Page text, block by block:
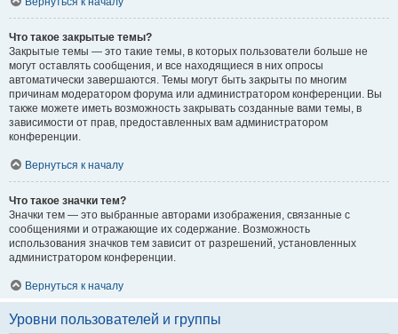
Что такое закрытые темы?
Закрытые темы — это такие темы, в которых пользователи больше не
могут оставлять сообщения, и все находящиеся в них опросы
автоматически завершаются. Темы могут быть закрыты по многим
причинам модератором форума или администратором конференции. Вы
также можете иметь возможность закрывать созданные вами темы, в
зависимости от прав, предоставленных вам администратором
конференции.
Вернуться к началу
Что такое значки тем?
Значки тем — это выбранные авторами изображения, связанные с
сообщениями и отражающие их содержание. Возможность
использования значков тем зависит от разрешений, установленных
администратором конференции.
Вернуться к началу
Уровни пользователей и группы